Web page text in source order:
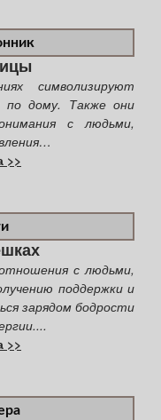
символизируют
по дому. Также они
с людьми,
>>
с людьми,
поддержки и
зарядом бодрости
>>